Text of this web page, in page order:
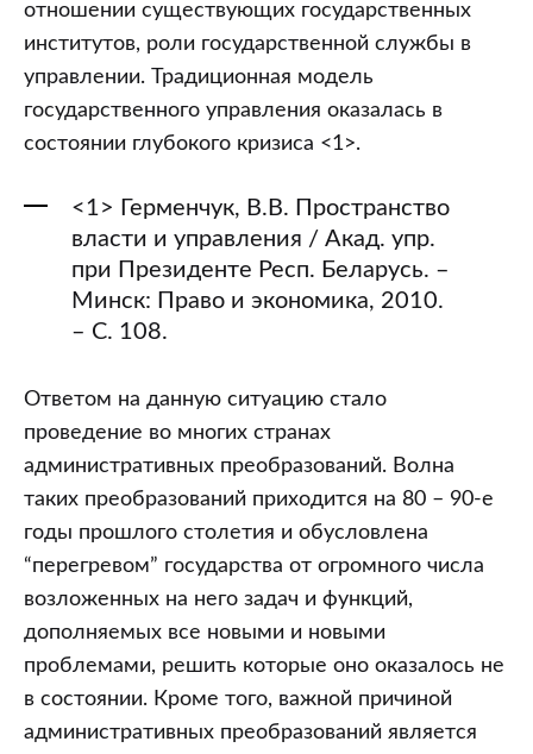
отношении существующих государственных
институтов, роли государственной службы в
управлении. Традиционная модель
государственного управления оказалась в
состоянии глубокого кризиса <1>.
<1> Герменчук, В.В. Пространство
власти и управления / Акад. упр.
при Президенте Респ. Беларусь. –
Минск: Право и экономика, 2010.
– С. 108.
Ответом на данную ситуацию стало
проведение во многих странах
административных преобразований. Волна
таких преобразований приходится на 80 – 90-е
годы прошлого столетия и обусловлена
“перегревом” государства от огромного числа
возложенных на него задач и функций,
дополняемых все новыми и новыми
проблемами, решить которые оно оказалось не
в состоянии. Кроме того, важной причиной
административных преобразований является